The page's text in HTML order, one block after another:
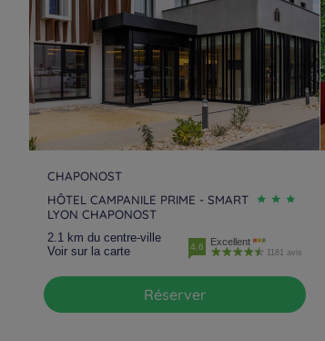
CHAPONOST
HÔTEL CAMPANILE PRIME - SMART
LYON CHAPONOST
2.1 km du centre-ville
Voir sur la carte
4.6 Excellent
1181 avis
Réserver